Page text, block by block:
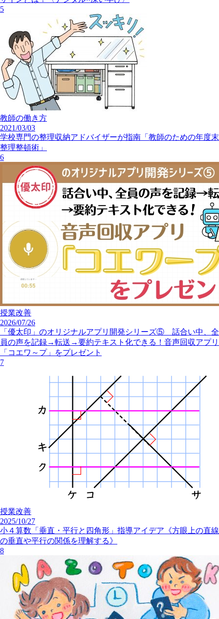
5
教師の働き方
2021/03/03
学校専門の整理収納アドバイザーが指南「教師のための年度末
整理整頓術」
6
授業改善
2026/07/26
「優太印」のオリジナルアプリ開発シリーズ⑤ 話合い中、全
員の声を記録→転送→要約テキスト化できる！音声回収アプリ
「コエワ～プ」をプレゼント
7
授業改善
2025/10/27
小４算数「垂直・平行と四角形」指導アイデア《方眼上の直線
の垂直や平行の関係を理解する》
8